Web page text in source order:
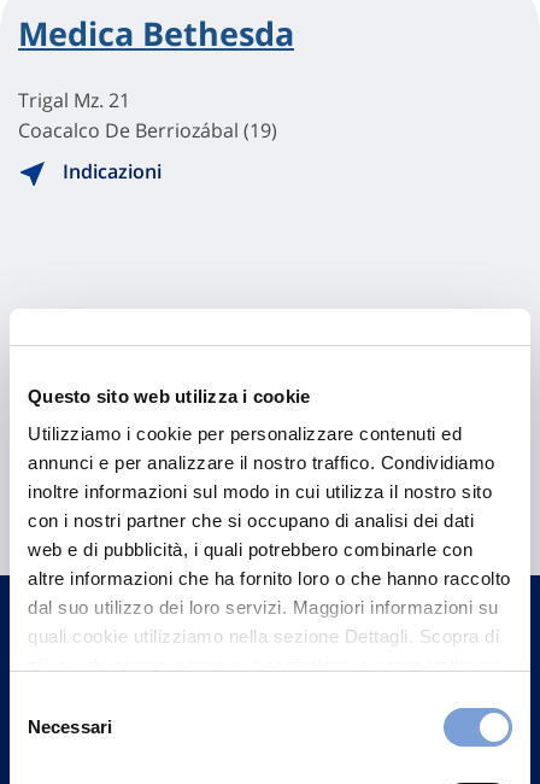
Questo sito web utilizza i cookie
Utilizziamo i cookie per personalizzare contenuti ed
annunci e per analizzare il nostro traffico. Condividiamo
inoltre informazioni sul modo in cui utilizza il nostro sito
con i nostri partner che si occupano di analisi dei dati
web e di pubblicità, i quali potrebbero combinarle con
altre informazioni che ha fornito loro o che hanno raccolto
dal suo utilizzo dei loro servizi. Maggiori informazioni su
quali cookie utilizziamo nella sezione Dettagli. Scopra di
può trovare nel footer del sito nella sezione "Informativa
delNecessari
Medica Bethesda
Trigal Mz. 21
Coacalco De Berriozábal (19)
Indicazioni
Hai bisogno di
informazioni?
Trova l'Agenzia più vicina a te e parla con
un nostro Agente.